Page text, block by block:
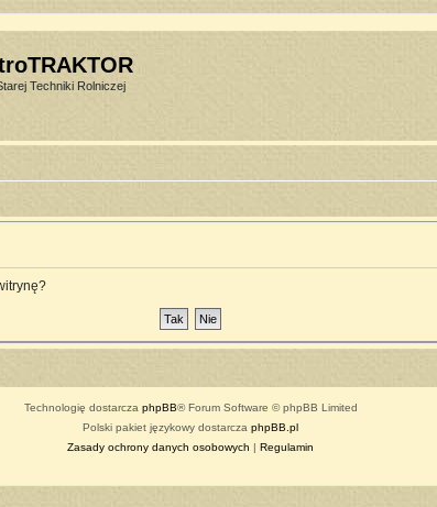
Techniki Rolniczej
Technologię dostarcza phpBB® Forum Software © phpBB Limited
Polski pakiet językowy dostarcza phpBB.pl
Zasady ochrony danych osobowych | Regulamin